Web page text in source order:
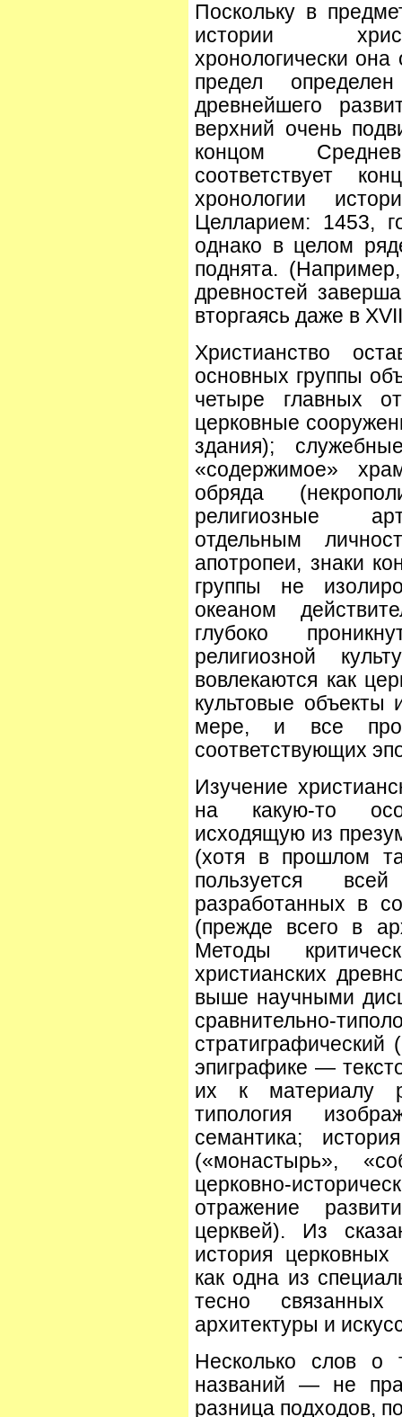
Поскольку в
истории
хронологически
предел
древнейшего
верхний очень
концом
соответствует
хронологии
Целларием: 1453,
однако в целом
поднята.
древностей
вторгаясь даже в
Христианство
основных группы
четыре главных
церковные
здания);
«содержимое»
обряда
религиозные
отдельным
апотропеи, знаки
группы не
океаном
глубоко
религиозной
вовлекаются как
культовые объекты
мере, и все
соответствующих
Изучение
на какую-то
исходящую из
(хотя в прошлом
пользуется
разработанных в
(прежде всего в
Методы
христианских
выше научными
сравнительно-
стратиграфический
эпиграфике —
их к материалу
типология
семантика;
(«монастырь»,
церковно-
отражение
церквей). Из
история
как одна из
тесно
архитектуры и
Несколько слов о
названий — не
разница подходов,